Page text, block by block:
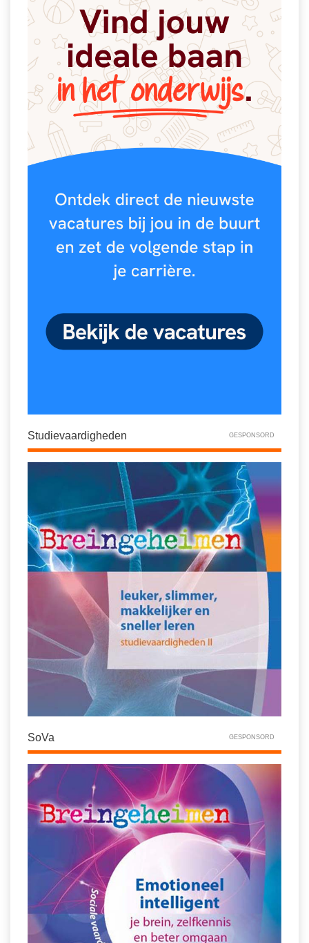
Studievaardigheden GESPONSORD
SoVa GESPONSORD